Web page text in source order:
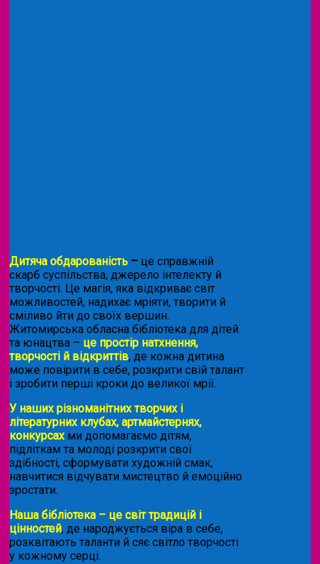
Дитяча обдарованість – це справжній
скарб суспільства, джерело інтелекту й
творчості. Це магія, яка відкриває світ
можливостей, надихає мріяти, творити й
сміливо йти до своїх вершин.
Житомирська обласна бібліотека для дітей
та юнацтва – це простір натхнення,
творчості й відкриттів, де кожна дитина
може повірити в себе, розкрити свій талант
і зробити перші кроки до великої мрії.
У наших різноманітних творчих і
літературних клубах, артмайстернях,
конкурсахми допомагаємо дітям,
підліткам та молоді розкрити свої
здібності, сформувати художній смак,
навчитися відчувати мистецтво й емоційно
зростати.
Наша бібліотека – це світ традицій і
цінностей, де народжується віра в себе,
розквітають таланти й сяє світло творчості
у кожному серці.